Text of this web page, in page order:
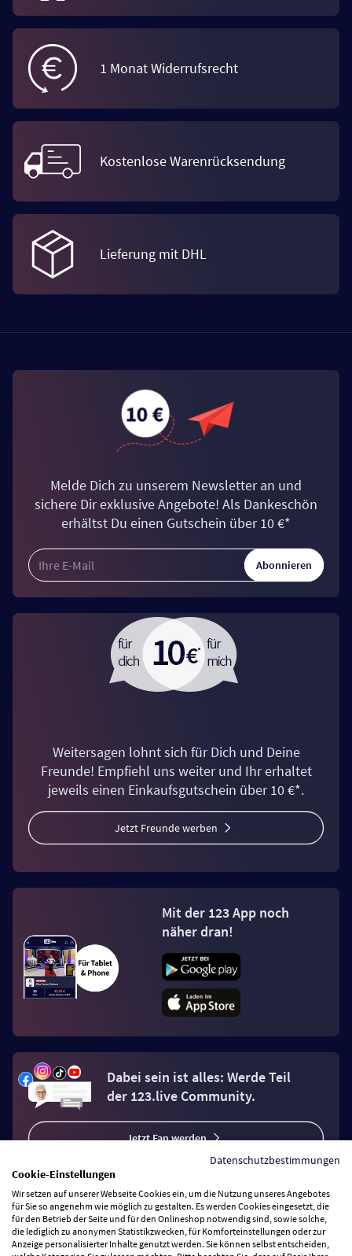
1 Monat Widerrufsrecht
Kostenlose Warenrücksendung
Lieferung mit DHL
Melde Dich zu unserem Newsletter an und
sichere Dir exklusive Angebote! Als Dankeschön
erhältst Du einen Gutschein über 10 €*
Abonnieren
Weitersagen lohnt sich für Dich und Deine
Freunde! Empfiehl uns weiter und Ihr erhaltet
jeweils einen Einkaufsgutschein über 10 €*.
Jetzt Freunde werben
Mit der 123 App noch
näher dran!
Dabei sein ist alles: Werde Teil
der 123.live Community.
Jetzt Fan werden
Vertrag widerrufen
Datenschutzbestimmungen
Cookie-Einstellungen
Wir setzen auf unserer Webseite Cookies ein, um die Nutzung unseres Angebotes
für Sie so angenehm wie möglich zu gestalten. Es werden Cookies eingesetzt, die
für den Betrieb der Seite und für den Onlineshop notwendig sind, sowie solche,
die lediglich zu anonymen Statistikzwecken, für Komforteinstellungen oder zur
Anzeige personalisierter Inhalte genutzt werden. Sie können selbst entscheiden,